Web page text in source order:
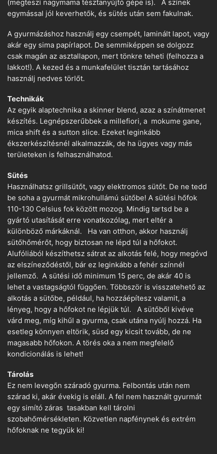
(megteszi nagymama tésztanyújtó gépe is). A színek
egymással jól keverhetők, és sütés után sem fakulnak.
A gyurmázáshoz használj egy csempét, laminált lapot, vagy
akár egy sima papírlapot. De semmiképpen se dolgozz
csak magán az asztallapon, mert tönkre teheti (felhozza a
lakkot!). A kezed és a munkafelület tisztán tartásához
használj nedves törlőt.
Technikák
Az egyik alaptechnika a skinner blend, azaz a színátmenet
készítés. Legnépszerűbbek a millefiori, a mokume gane,
mica shift és a sutton slice. Ezeket leginkább
ékszerkészítésnél alkalmazzák, de ha ügyes vagy más
területeken is felhasználhatod.
Sütés
Használhatsz grillsütőt, vagy elektromos sütőt. De ne tedd
be soha a gyurmát mikrohullámú sütőbe! A sütési hőfok
110-130 Celsius fok között mozog. Mindig tartsd be a
gyártó utasítását erre vonatkozólag, mert eltér a
különböző márkáknál. Ha van otthon, akkor használj
sütőhőmérőt, hogy biztosan ne lépd túl a hőfokot.
Alufóliából készíthetsz sátrat az alkotás felé, hogy megóvd
az elszíneződéstől, bár ez leginkább a fehér színnél
jellemző. A sütési idő minimum 15 perc, de akár 40 is
lehet a vastagságtól függően. Többször is visszatehető az
alkotás a sütőbe, például, ha hozzáépítesz valamit, a
lényeg, hogy a hőfokot ne lépjük túl. A sütőből kivéve
várd meg, míg kihűl a gyurma, csak utána nyúlj hozzá. Ha
esetleg könnyen eltörik, süsd egy kicsit tovább, de ne
magasabb hőfokon. A törés oka a nem megfelelő
kondicionálás is lehet!
Tárolás
Ez nem levegőn száradó gyurma. Felbontás után nem
szárad ki, akár évekig is eláll. A fel nem használt gyurmát
egy simító záras tasakban kell tárolni
szobahőmérsékleten. Közvetlen napfénynek és extrém
hőfoknak ne tegyük ki!